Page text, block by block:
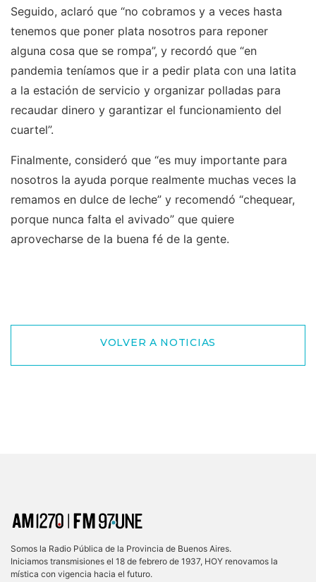
Seguido, aclaró que “no cobramos y a veces hasta
tenemos que poner plata nosotros para reponer
alguna cosa que se rompa”, y recordó que “en
pandemia teníamos que ir a pedir plata con una latita
a la estación de servicio y organizar polladas para
recaudar dinero y garantizar el funcionamiento del
cuartel”.
Finalmente, consideró que “es muy importante para
nosotros la ayuda porque realmente muchas veces la
remamos en dulce de leche” y recomendó “chequear,
porque nunca falta el avivado” que quiere
aprovecharse de la buena fé de la gente.
VOLVER A NOTICIAS
Somos la Radio Pública de la Provincia de Buenos Aires.
Iniciamos transmisiones el 18 de febrero de 1937, HOY renovamos la
mística con vigencia hacia el futuro.